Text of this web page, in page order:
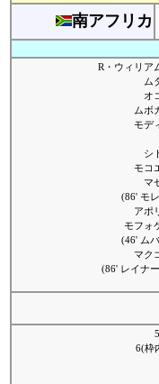
南アフリカ
R・ウィリア
ム
オ
ムボ
モデ
シ
モコ
マ
(86' モ
アポ
モフォ
(46' ム
マク
(86' レイナ
6(枠